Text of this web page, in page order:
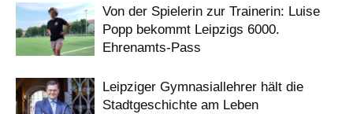
Von der Spielerin zur Trainerin: Luise
Popp bekommt Leipzigs 6000.
Ehrenamts-Pass
Leipziger Gymnasiallehrer hält die
Stadtgeschichte am Leben